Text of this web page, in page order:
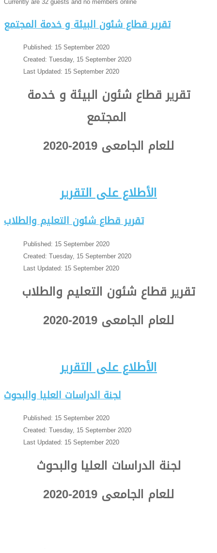
تقرير قطاع شئون البيئة و خدمة المجتمع
Published: 15 September 2020
Created: Tuesday, 15 September 2020
Last Updated: 15 September 2020
تقرير قطاع شئون البيئة و خدمة
للعام الجامعى 2019-2020
الأطلاع على التقرير
تقرير قطاع شئون التعليم والطلاب
Published: 15 September 2020
Created: Tuesday, 15 September 2020
Last Updated: 15 September 2020
تقرير قطاع شئون التعليم والطلاب
للعام الجامعى 2019-2020
الأطلاع على التقرير
لجنة الدراسات العليا والبحوث
Published: 15 September 2020
Created: Tuesday, 15 September 2020
Last Updated: 15 September 2020
لجنة الدراسات العليا والبحوث
للعام الجامعى 2019-2020